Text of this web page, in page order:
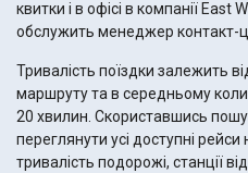
квитки і в офісі в компанії East
обслужить менеджер контакт-
Тривалість поїздки залежить
маршруту та в середньому
20 хвилин. Скориставшись пошуком за напрямком ви можете
переглянути усі доступні
тривалість подорожі, станції